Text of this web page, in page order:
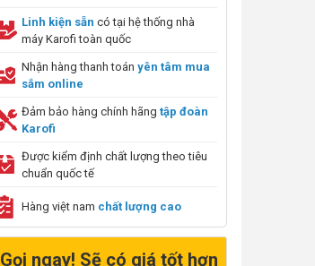
Linh kiện sẵn có tại hệ thống nhà
máy Karofi toàn quốc
Nhận hàng thanh toán yên tâm mua
sắm online
Đảm bảo hàng chính hãng tập đoàn
Karofi
Được kiểm định chất lượng theo tiêu
chuẩn quốc tế
Hàng việt nam chất lượng cao
Gọi ngay! Sẽ có giá tốt hơn